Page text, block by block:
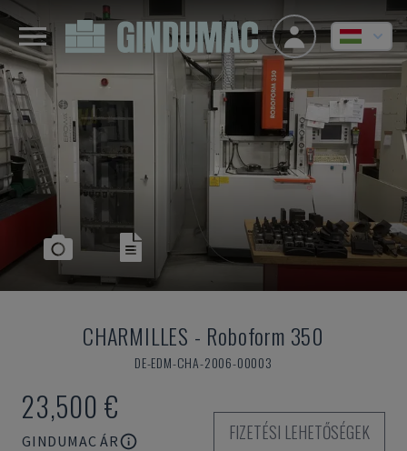
CHARMILLES - Roboform 350
DE-EDM-CHA-2006-00003
23,500 €
GINDUMAC ÁR
FIZETÉSI LEHETŐSÉGEK